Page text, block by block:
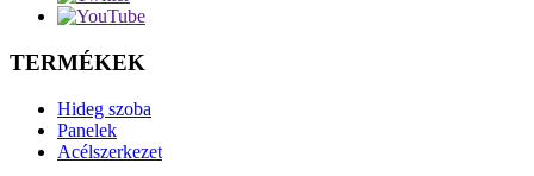
TERMÉKEK
Hideg szoba
Panelek
Acélszerkezet